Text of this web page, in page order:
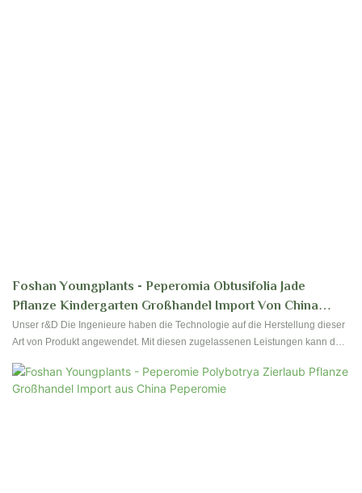
Foshan Youngplants - Peperomia Obtusifolia Jade
Pflanze Kindergarten Großhandel Import Von China
Peperomia
Unser r&D Die Ingenieure haben die Technologie auf die Herstellung dieser
Art von Produkt angewendet. Mit diesen zugelassenen Leistungen kann das
Gartenpflanze.